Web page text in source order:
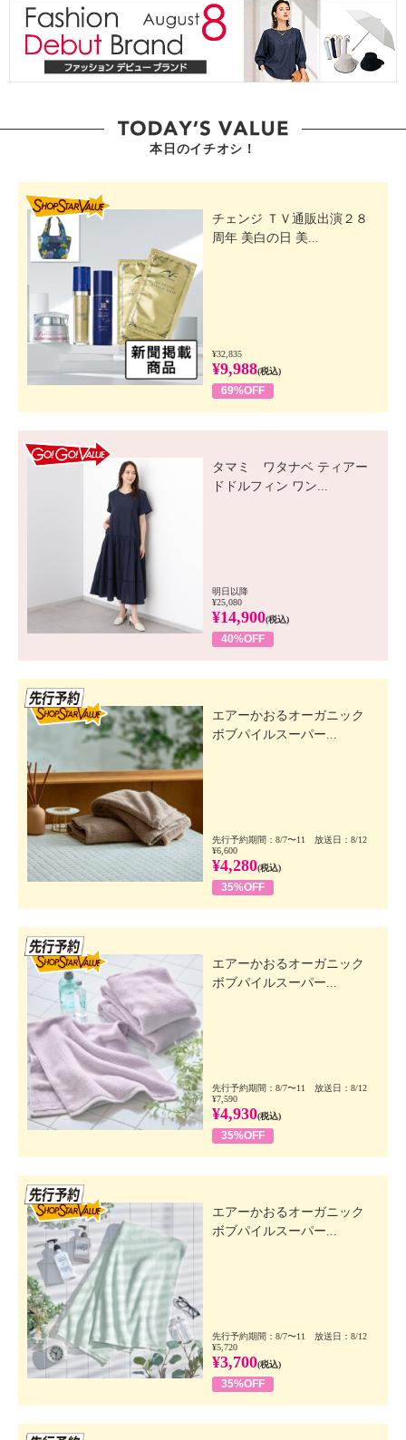
本日のイチオシ！
チェンジ ＴＶ通販出演２８
周年 美白の日 美...
¥32,835
¥9,988(税込)
69%OFF
タマミ ワタナベ ティアー
ドドルフィン ワン...
明日以降
¥25,080
¥14,900(税込)
40%OFF
エアーかおるオーガニック
ボブパイルスーパー...
先行予約期間：8/7〜11 放送日：8/12
¥6,600
¥4,280(税込)
35%OFF
エアーかおるオーガニック
ボブパイルスーパー...
先行予約期間：8/7〜11 放送日：8/12
¥7,590
¥4,930(税込)
35%OFF
エアーかおるオーガニック
ボブパイルスーパー...
先行予約期間：8/7〜11 放送日：8/12
¥5,720
¥3,700(税込)
35%OFF